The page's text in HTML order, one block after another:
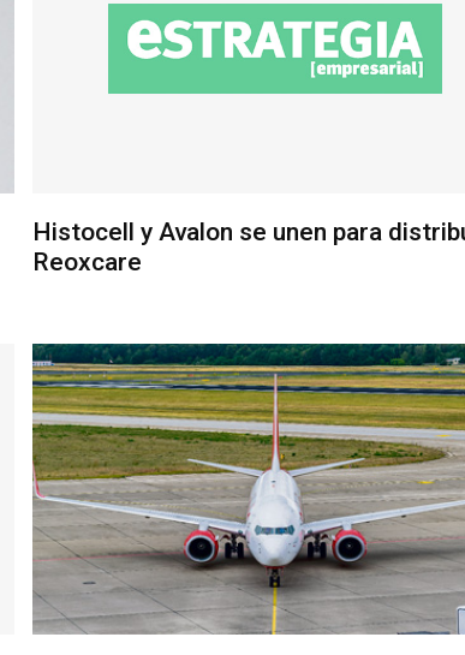
Histocell y Avalon se unen para
Reoxcare